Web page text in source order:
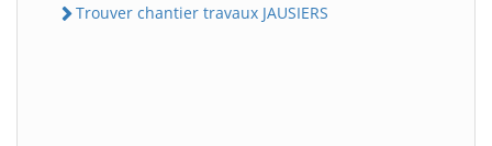
Trouver chantier travaux JAUSIERS